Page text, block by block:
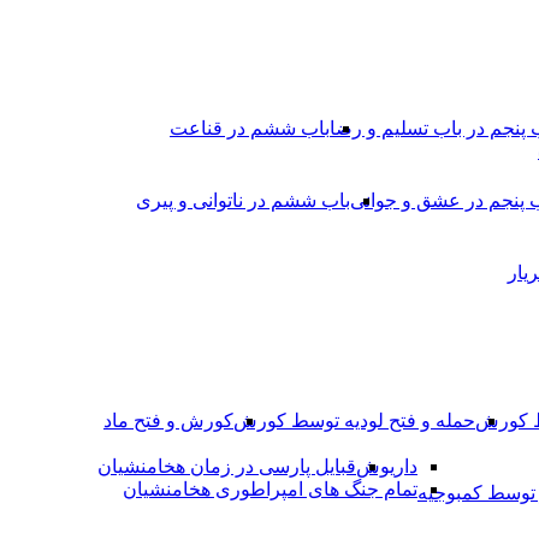
پنجم در باب تسلیم و رضاباب ششم در قناعت
پنجم در عشق و جوانىباب ششم در ناتوانى و پیرى
کورشحمله و فتح لودیه توسط کورشکورش و فتح ماد
کمبوجیه
داریوشقبایل پارسی در زمان هخامنشیان
تمام جنگ های امپراطوری هخامنشیان